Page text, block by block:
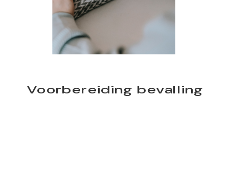
Voorbereiding bevalling